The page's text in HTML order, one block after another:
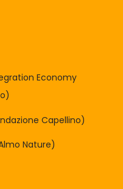
Economy
Capellino)
Nature)